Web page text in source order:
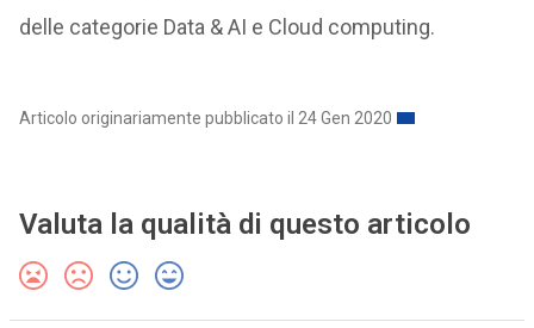
delle categorie Data & AI e Cloud computing.
Articolo originariamente pubblicato il 24 Gen 2020
Valuta la qualità di questo articolo